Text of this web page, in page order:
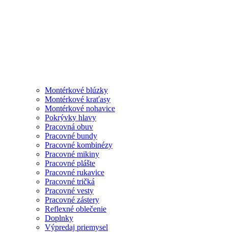
Montérkové blúzky
Montérkové kraťasy
Montérkové nohavice
Pokrývky hlavy
Pracovná obuv
Pracovné bundy
Pracovné kombinézy
Pracovné mikiny
Pracovné plášte
Pracovné rukavice
Pracovné tričká
Pracovné vesty
Pracovné zástery
Reflexné oblečenie
Doplnky
Výpredaj priemysel